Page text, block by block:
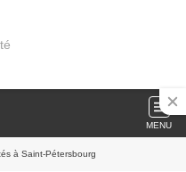
MENU
à Saint-Pétersbourg